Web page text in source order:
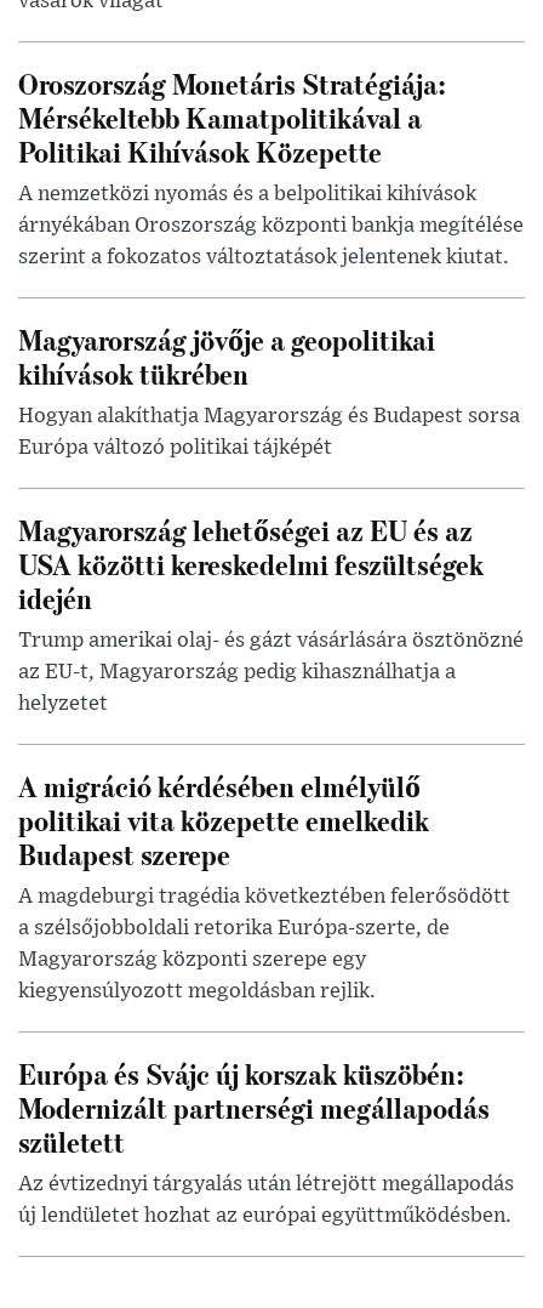
Oroszország Monetáris Stratégiája:
Mérsékeltebb Kamatpolitikával a
Politikai Kihívások Közepette
A nemzetközi nyomás és a belpolitikai kihívások
árnyékában Oroszország központi bankja megítélése
szerint a fokozatos változtatások jelentenek kiutat.
Magyarország jövője a geopolitikai
kihívások tükrében
Hogyan alakíthatja Magyarország és Budapest sorsa
Európa változó politikai tájképét
Magyarország lehetőségei az EU és az
USA közötti kereskedelmi feszültségek
idején
Trump amerikai olaj- és gázt vásárlására ösztönözné
az EU-t, Magyarország pedig kihasználhatja a
helyzetet
A migráció kérdésében elmélyülő
politikai vita közepette emelkedik
Budapest szerepe
A magdeburgi tragédia következtében felerősödött
a szélsőjobboldali retorika Európa-szerte, de
Magyarország központi szerepe egy
kiegyensúlyozott megoldásban rejlik.
Európa és Svájc új korszak küszöbén:
Modernizált partnerségi megállapodás
született
Az évtizednyi tárgyalás után létrejött megállapodás
új lendületet hozhat az európai együttműködésben.